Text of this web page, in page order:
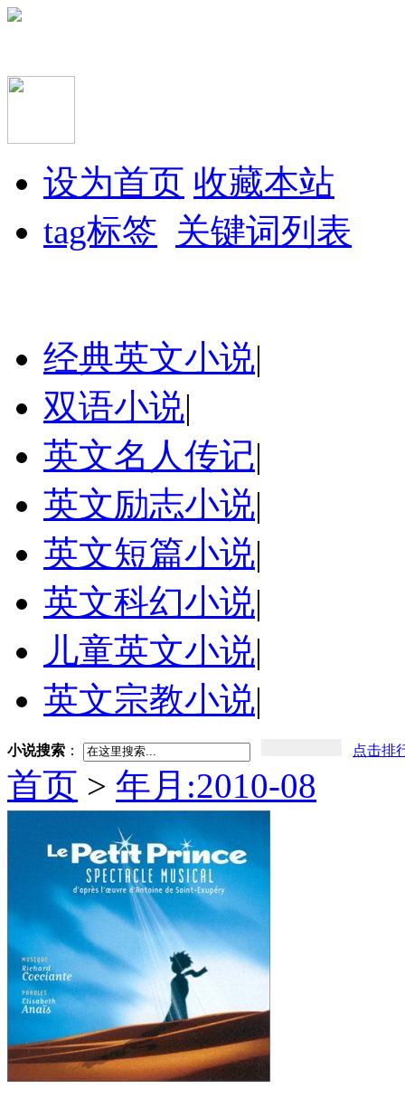
设为首页 收藏本站
tag标签 关键词列表
经典英文小说|
双语小说|
英文名人传记|
英文励志小说|
英文短篇小说|
英文科幻小说|
儿童英文小说|
英文宗教小说|
小说搜索 ： 点击排
首页 > 年月:2010-08